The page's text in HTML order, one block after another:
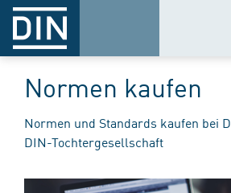
Normen kaufen
Normen und Standards kaufen bei
DIN-Tochtergesellschaft